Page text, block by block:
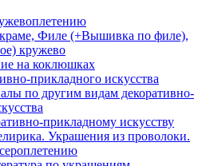
Филе (+Вышивка по филе),
кружево
на коклюшках
прикладного искусства
по другим видам декоративно-
прикладному искусству
Украшения из проволоки.